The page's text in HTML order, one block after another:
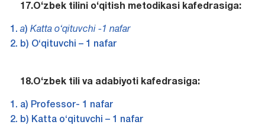
17.O‘zbek tilini o‘qitish metodikasi kafedrasiga:
a) Katta o‘qituvchi -1 nafar
b) O‘qituvchi – 1 nafar
18.O‘zbek tili va adabiyoti kafedrasiga:
a) Professor- 1 nafar
b) Katta o‘qituvchi – 1 nafar